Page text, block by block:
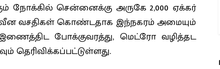
சென்னைக்கு அருகே 2,000 ஏக்கர்
வசதிகள் கொண்டதாக இந்நகரம் அமையும்
போக்குவரத்து, மெட்ரோ வழித்தட
தெரிவிக்கப்பட்டுள்ளது.